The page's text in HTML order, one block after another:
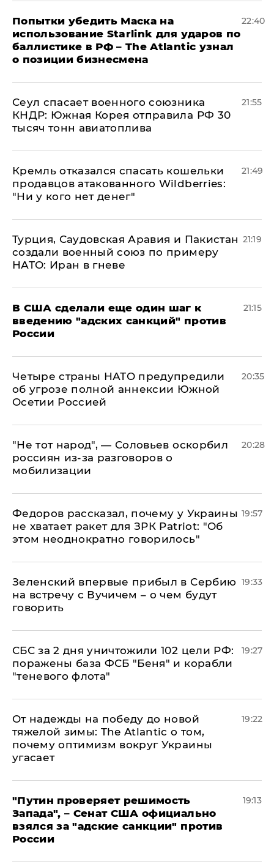
Попытки убедить Маска на
использование Starlink для ударов по
баллистике в РФ – The Atlantic узнал
о позиции бизнесмена
22:40
​Сеул спасает военного союзника
КНДР: Южная Корея отправила РФ 30
тысяч тонн авиатоплива
21:55
Кремль отказался спасать кошельки
продавцов атакованного Wildberries:
"Ни у кого нет денег"
21:49
Турция, Саудовская Аравия и Пакистан
создали военный союз по примеру
НАТО: Иран в гневе
21:19
В США сделали еще один шаг к
введению "адских санкций" против
России
21:15
Четыре страны НАТО предупредили
об угрозе полной аннексии Южной
Осетии Россией
20:35
​"Не тот народ", — Соловьев оскорбил
россиян из-за разговоров о
мобилизации
20:28
Федоров рассказал, почему у Украины
не хватает ракет для ЗРК Patriot: "Об
этом неоднократно говорилось"
19:57
Зеленский впервые прибыл в Сербию
на встречу с Вучичем – о чем будут
говорить
19:33
СБС за 2 дня уничтожили 102 цели РФ:
поражены база ФСБ "Беня" и корабли
"теневого флота"
19:27
От надежды на победу до новой
тяжелой зимы: The Atlantic о том,
почему оптимизм вокруг Украины
угасает
19:22
"Путин проверяет решимость
Запада", – Сенат США официально
взялся за "адские санкции" против
России
19:13